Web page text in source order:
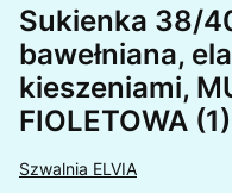
Sukienka 38/
bawełniana,
kieszeniami,
FIOLETOWA (1)
Szwalnia ELVIA